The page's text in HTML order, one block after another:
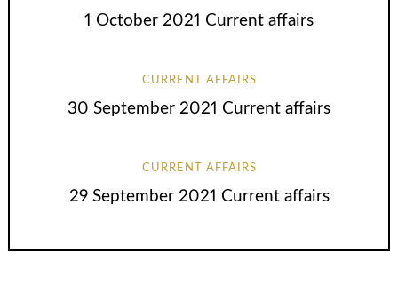
1 October 2021 Current affairs
CURRENT AFFAIRS
30 September 2021 Current affairs
CURRENT AFFAIRS
29 September 2021 Current affairs